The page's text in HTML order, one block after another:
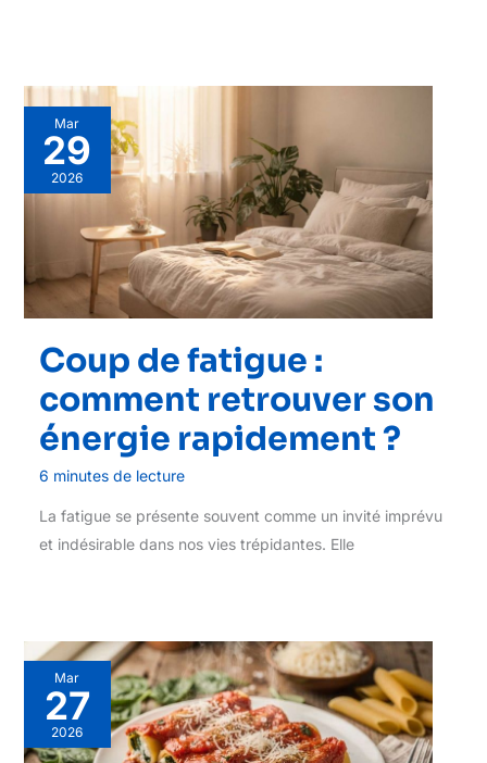
Mar
29
2026
Coup de fatigue :
comment retrouver son
énergie rapidement ?
6 minutes de lecture
La fatigue se présente souvent comme un invité imprévu
et indésirable dans nos vies trépidantes. Elle
Mar
27
2026